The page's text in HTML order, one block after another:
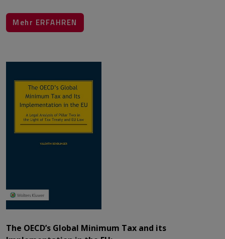
​​​​​​​​​​​​​​Mehr ERFAHREN​​​​​​​​​​​​​​​​​​​​​
The OECD’s Global Minimum Tax and its